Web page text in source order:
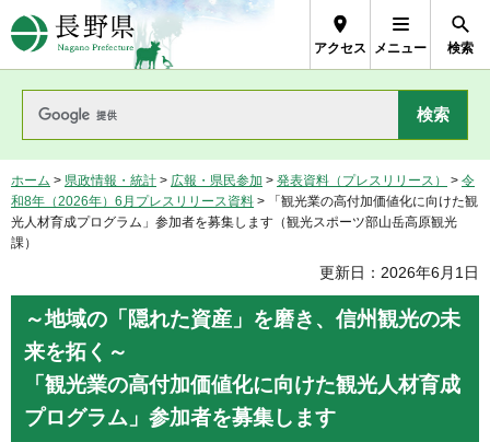
長野県Nagano Prefecture
アクセス メニュー 検索
ホーム > 県政情報・統計 > 広報・県民参加 > 発表資料（プレスリリース） > 令
和8年（2026年）6月プレスリリース資料 > 「観光業の高付加価値化に向けた観
光人材育成プログラム」参加者を募集します（観光スポーツ部山岳高原観光
課）
更新日：2026年6月1日
～地域の「隠れた資産」を磨き、信州観光の未
来を拓く～
「観光業の高付加価値化に向けた観光人材育成
プログラム」参加者を募集します